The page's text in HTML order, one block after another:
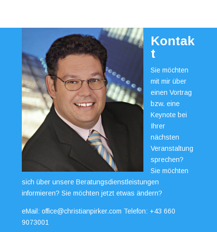
Kontak
t
Sie möchten
mit mir über
einen Vortrag
bzw. eine
Keynote bei
Ihrer
nächsten
Veranstaltung
sprechen?
Sie möchten
sich über unsere Beratungsdienstleistungen
informieren? Sie möchten jetzt etwas ändern?
eMail: office@christianpirker.com Telefon: +43 660
9073001